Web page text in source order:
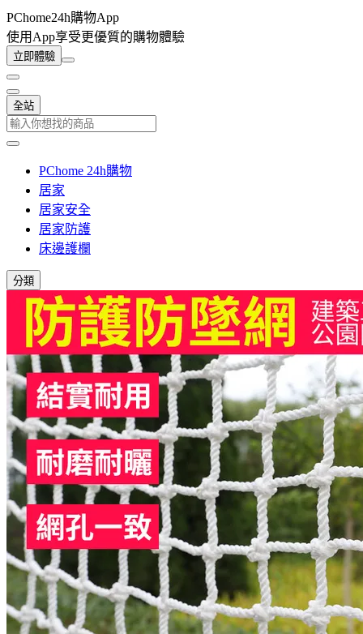
PChome24h購物App
使用App享受更優質的購物體驗
立即體驗
全站
PChome 24h購物
居家
居家安全
居家防護
床邊護欄
分類